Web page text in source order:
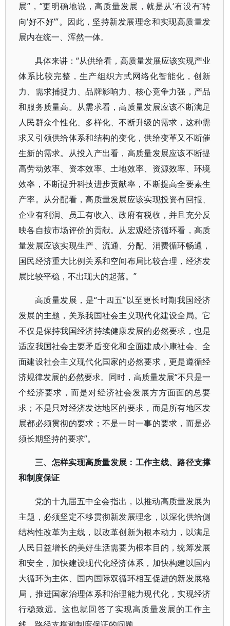
展”，“更明确地说，高质量发展，就是从‘有没有’转
向‘好不好’”。因此，坚持新发展理念和实现高质量发
展内在统一、浑然一体。
具体来讲：“从供给看，高质量发展应该实现产业
体系比较完整，生产组织方式网络化智能化，创新
力、需求捕捉力、品牌影响力、核心竞争力强，产品
和服务质量高。从需求看，高质量发展应该不断满足
人民群众个性化、多样化、不断升级的需求，这种需
求又引领供给体系和结构的变化，供给变革又不断催
生新的需求。从投入产出看，高质量发展应该不断提
高劳动效率、资本效率、土地效率、资源效率、环境
效率，不断提升科技进步贡献率，不断提高全要素生
产率。从分配看，高质量发展应该实现投资有回报、
企业有利润、员工有收入、政府有税收，并且充分反
映各自按市场评价的贡献。从宏观经济循环看，高质
量发展应该实现生产、流通、分配、消费循环畅通，
国民经济重大比例关系和空间布局比较合理，经济发
展比较平稳，不出现大的起落。”
高质量发展，是“十四五”以至更长时期我国经济
发展的主题，关系我国社会主义现代化建设全局。它
不仅是保持我国经济持续健康发展的必然要求，也是
适应我国社会主要矛盾变化和全面建成小康社会、全
面建设社会主义现代化国家的必然要求，更是遵循经
济规律发展的必然要求。同时，高质量发展“不只是一
个经济要求，而是对经济社会发展方方面面的总要
求；不是只对经济发达地区的要求，而是所有地区发
展都必须贯彻的要求；不是一时一事的要求，而是必
须长期坚持的要求”。
三、怎样实现高质量发展：工作主线、路径支撑
和制度保证
党的十九届五中全会指出，以推动高质量发展为
主题，必须坚定不移贯彻新发展理念，以深化供给侧
结构性改革为主线，以改革创新为根本动力，以满足
人民日益增长的美好生活需要为根本目的，统筹发展
和安全，加快建设现代化经济体系，加快构建以国内
大循环为主体、国内国际双循环相互促进的新发展格
局，推进国家治理体系和治理能力现代化，实现经济
行稳致远。这也就回答了实现高质量发展的工作主